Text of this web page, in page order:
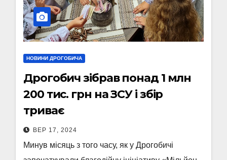
НОВИНИ ДРОГОБИЧА
Дрогобич зібрав понад 1 млн
200 тис. грн на ЗСУ і збір
триває
ВЕР 17, 2024
Минув місяць з того часу, як у Дрогобичі